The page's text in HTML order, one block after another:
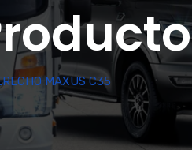
MAXUS C35